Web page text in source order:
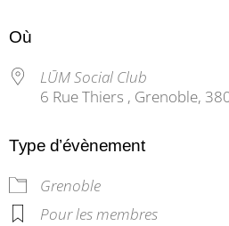
Où
LŪM Social Club
6 Rue Thiers , Grenoble,
Type d’évènement
Grenoble
Pour les membres